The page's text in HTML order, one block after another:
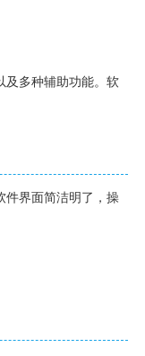
及多种辅助功能。软
件界面简洁明了，操